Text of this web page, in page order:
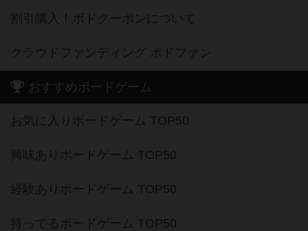
割引購入！ボドクーポンについて
クラウドファンディング ボドファン
おすすめボードゲーム
お気に入りボードゲーム TOP50
興味ありボードゲーム TOP50
経験ありボードゲーム TOP50
持ってるボードゲーム TOP50